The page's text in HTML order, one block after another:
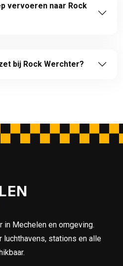
vervoeren naar Rock
bij Rock Werchter?
in Mechelen en omgeving.
stations en alle